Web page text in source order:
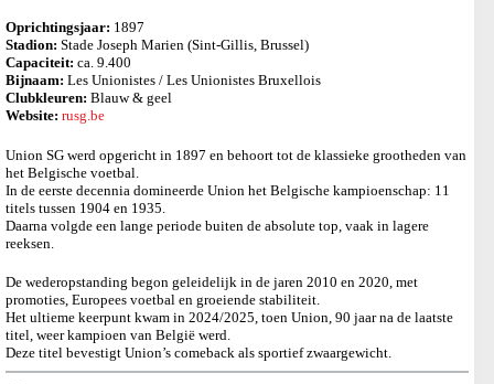
Oprichtingsjaar: 1897
Stadion: Stade Joseph Marien (Sint-Gillis, Brussel)
Capaciteit: ca. 9.400
Bijnaam: Les Unionistes / Les Unionistes Bruxellois
Clubkleuren: Blauw & geel
Website: rusg.be
Union SG werd opgericht in 1897 en behoort tot de klassieke grootheden van
het Belgische voetbal.
In de eerste decennia domineerde Union het Belgische kampioenschap: 11
titels tussen 1904 en 1935.
Daarna volgde een lange periode buiten de absolute top, vaak in lagere
reeksen.
De wederopstanding begon geleidelijk in de jaren 2010 en 2020, met
promoties, Europees voetbal en groeiende stabiliteit.
Het ultieme keerpunt kwam in 2024/2025, toen Union, 90 jaar na de laatste
titel, weer kampioen van België werd.
Deze titel bevestigt Union’s comeback als sportief zwaargewicht.